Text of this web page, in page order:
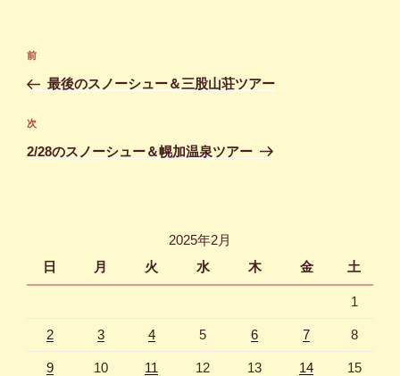
投
ナ
ビ
ゲ
前
の
稿
前
最後のスノーシュー＆三股山荘ツアー
次
の
次
2/28のスノーシュー＆幌加温泉ツアー
2025年2月
日
月 火 水 木 金 土
1
2 3 4 5 6 7 8
9 10 11 12 13 14 15